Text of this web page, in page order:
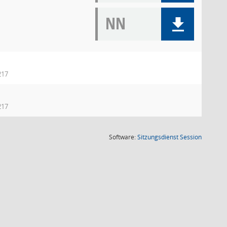
NN
Software:SitzungsdienstSession(Wird in